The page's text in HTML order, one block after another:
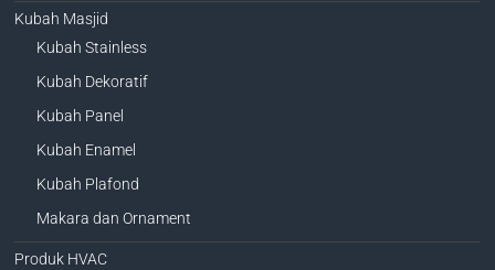
Kubah Masjid
Kubah Stainless
Kubah Dekoratif
Kubah Panel
Kubah Enamel
Kubah Plafond
Makara dan Ornament
Produk HVAC